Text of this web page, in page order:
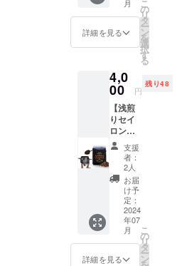
を用意し、
安定した生
を確保した
いと考えて
います。さ
らには現地
での雇用の
創出を目指
していま
ハツ、
コショ
ウ、ク
ク、キ
ンギン
ビ、
ショウ
ガ、ナ
ンキョ
ウ、ア
サガオ
ガラク
サ、フ
タバム
グラ、
アジョ
ワン、
コリア
ン
Upハー
ブ
ティー
（セイ
ン）２
０袋入
り】＆
【Spice
Upハー
ブ
ティー
（チャ
ティー
）２０
袋入
り】を
ご提供
しま
す。 ・
名称：
月
詳細を見る
こ
の
リ
タ
ー
ン
を
選
択
す
る
4,0
00 円
残り48
【浅煎
りセイ
ロン
コー
ヒー豆
１袋】
と
【ペー
パーレ
スコー
ヒード
リッ
パー１
個】を
支援
者：
2人
お届
け予
定：
2024
年07
月
詳細を見る
こ
の
リ
タ
ー
ン